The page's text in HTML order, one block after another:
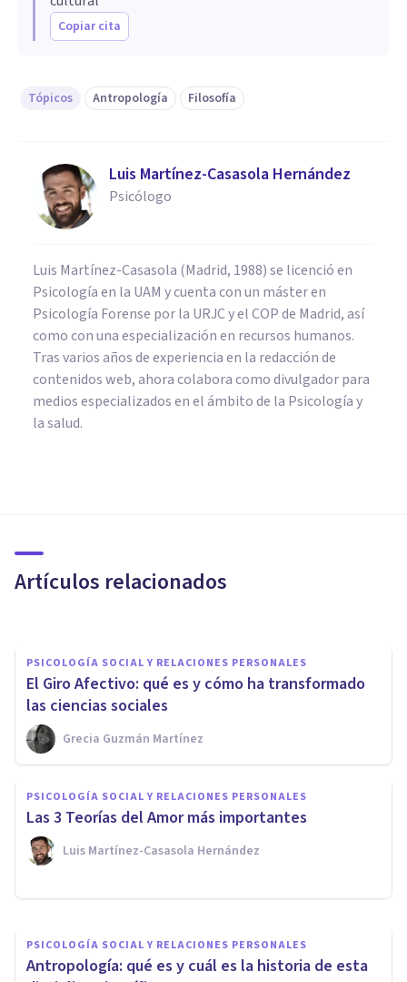
Copiar cita
Tópicos Antropología Filosofía
Luis Martínez-Casasola Hernández
Psicólogo
Luis Martínez-Casasola (Madrid, 1988) se licenció en
Psicología en la UAM y cuenta con un máster en
Psicología Forense por la URJC y el COP de Madrid, así
como con una especialización en recursos humanos.
Tras varios años de experiencia en la redacción de
contenidos web, ahora colabora como divulgador para
medios especializados en el ámbito de la Psicología y
la salud.
Artículos relacionados
cuáles son sus ideas clave
PSICOLOGÍA SOCIAL Y RELACIONES PERSONALES
El Giro Afectivo: qué es y cómo ha transformado
las ciencias sociales
Grecia Guzmán Martínez
PSICOLOGÍA SOCIAL Y RELACIONES PERSONALES
Las 3 Teorías del Amor más importantes
Luis Martínez-Casasola Hernández
Psicología Comunitaria: qué es
y cómo transforma sociedades
PSICOLOGÍA SOCIAL Y RELACIONES PERSONALES
Antropología: qué es y cuál es la historia de esta